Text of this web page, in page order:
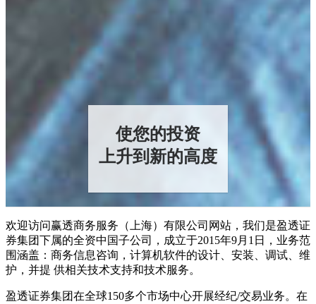
使您的投资
上升到新的高度
欢迎访问赢透商务服务（上海）有限公司网站，我们是盈透证
券集团下属的全资中国子公司，成立于2015年9月1日，业务范
围涵盖：商务信息咨询，计算机软件的设计、安装、调试、维
护，并提 供相关技术支持和技术服务。
盈透证券集团在全球150多个市场中心开展经纪/交易业务。在